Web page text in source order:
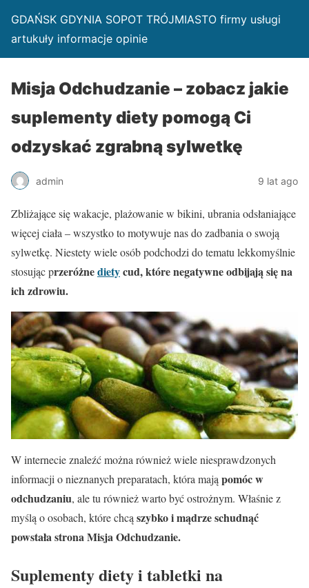
GDAŃSK GDYNIA SOPOT TRÓJMIASTO firmy usługi
artukuły informacje opinie
Misja Odchudzanie – zobacz jakie
suplementy diety pomogą Ci
odzyskać zgrabną sylwetkę
admin 9 lat ago
Zbliżające się wakacje, plażowanie w bikini, ubrania odsłaniające
więcej ciała – wszystko to motywuje nas do zadbania o swoją
sylwetkę. Niestety wiele osób podchodzi do tematu lekkomyślnie
stosując przeróżnedietycud, które negatywne odbijają się na
ich zdrowiu.
W internecie znaleźć można również wiele niesprawdzonych
informacji o nieznanych preparatach, która mają pomóc w
odchudzaniu, ale tu również warto być ostrożnym. Właśnie z
myślą o osobach, które chcą szybko i mądrze schudnąć
powstała strona Misja Odchudzanie.
Suplementy diety i tabletki na